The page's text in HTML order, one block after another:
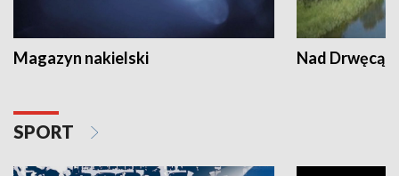
Magazyn nakielski Nad Drwęcą
SPORT